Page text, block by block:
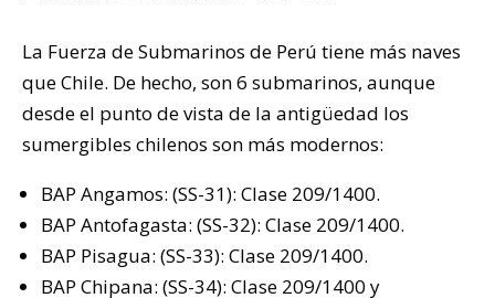
La Fuerza de Submarinos de Perú tiene más naves
que Chile. De hecho, son 6 submarinos, aunque
desde el punto de vista de la antigüedad los
sumergibles chilenos son más modernos:
BAP Angamos: (SS-31): Clase 209/1400.
BAP Antofagasta: (SS-32): Clase 209/1400.
BAP Pisagua: (SS-33): Clase 209/1400.
BAP Chipana: (SS-34): Clase 209/1400 y